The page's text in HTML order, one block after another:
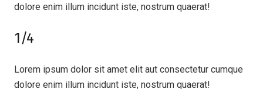
dolore enim illum incidunt iste, nostrum quaerat!
1/4
Lorem ipsum dolor sit amet elit aut consectetur cumque
dolore enim illum incidunt iste, nostrum quaerat!